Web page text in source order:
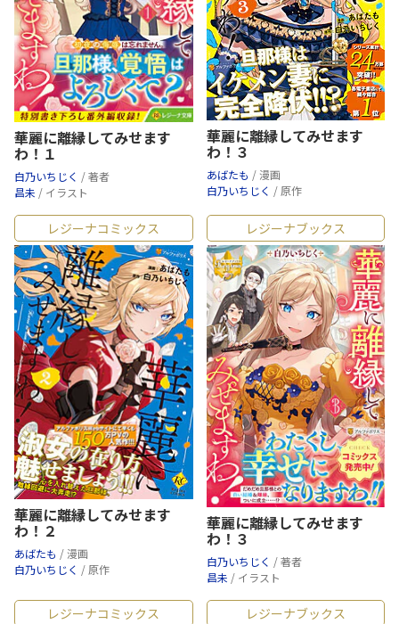
華麗に離縁してみせます
わ！１
白乃いちじく / 著者
昌未 / イラスト
華麗に離縁してみせます
わ！３
あばたも / 漫画
白乃いちじく / 原作
レジーナコミックス
華麗に離縁してみせます
わ！２
あばたも / 漫画
白乃いちじく / 原作
レジーナブックス
華麗に離縁してみせます
わ！３
白乃いちじく / 著者
昌未 / イラスト
レジーナコミックス レジーナブックス